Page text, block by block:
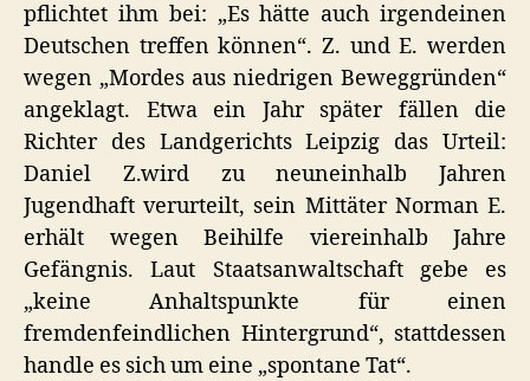
pflichtet ihm bei: „Es hätte auch irgendeinen
Deutschen treffen können“. Z. und E. werden
wegen „Mordes aus niedrigen Beweggründen“
angeklagt. Etwa ein Jahr später fällen die
Richter des Landgerichts Leipzig das Urteil:
Daniel Z.wird zu neuneinhalb Jahren
Jugendhaft verurteilt, sein Mittäter Norman E.
erhält wegen Beihilfe viereinhalb Jahre
Gefängnis. Laut Staatsanwaltschaft gebe es
„keine Anhaltspunkte für einen
fremdenfeindlichen Hintergrund“, stattdessen
handle es sich um eine „spontane Tat“.